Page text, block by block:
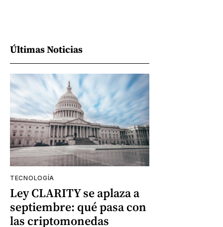
Últimas Noticias
TECNOLOGÍA
Ley CLARITY se aplaza a
septiembre: qué pasa con
las criptomonedas